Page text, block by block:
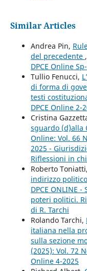
Similar Articles
Andrea Pin,
del precedente ,
DPCE Online
Tullio Fenucci,
di forma di
testi
DPCE Online 2-
Cristina
sguardo (d)alla
Online: Vol. 66
2025 -
Riflessioni in
Roberto Toniatti,
indirizzo politico
DPCE ONLINE
poteri politici.
di R. Tarchi
Rolando Tarchi,
italiana nella
sulla sezione
(2025): Vol. 72
Online 4-2025